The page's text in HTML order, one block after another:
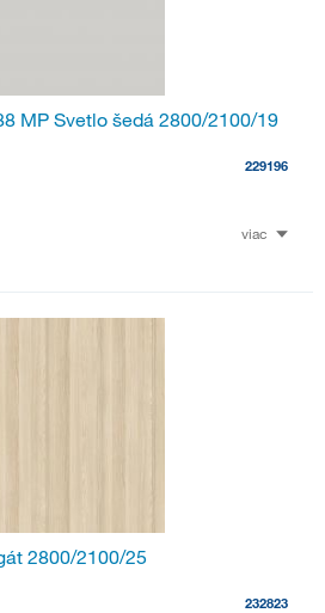
MP Svetlo šedá 2800/2100/19
229196
viac
2800/2100/25
232823